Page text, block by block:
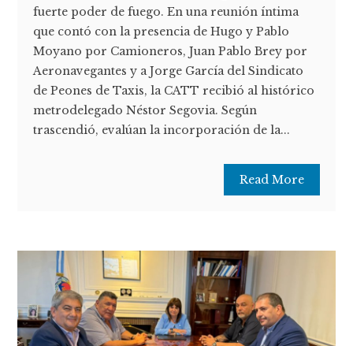
fuerte poder de fuego. En una reunión íntima
que contó con la presencia de Hugo y Pablo
Moyano por Camioneros, Juan Pablo Brey por
Aeronavegantes y a Jorge García del Sindicato
de Peones de Taxis, la CATT recibió al histórico
metrodelegado Néstor Segovia. Según
trascendió, evalúan la incorporación de la...
Read More